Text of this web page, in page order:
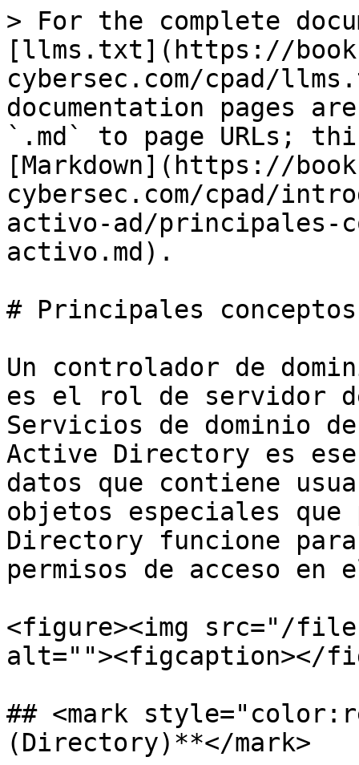
> For the complete
[llms.txt](https://
cybersec.com/cpad/
documentation pages
`.md` to page URLs;
[Markdown](https://
cybersec.com/cpad/
activo-ad/principales-
activo.md).
# Principales
Un controlador de
es el rol de servidor
Servicios de dominio
Active Directory es
datos que contiene
objetos especiales que
Directory funcione
permisos de acceso en
<figure><img src="/
alt=""><figcaption></
## <mark
(Directory)**</mark>